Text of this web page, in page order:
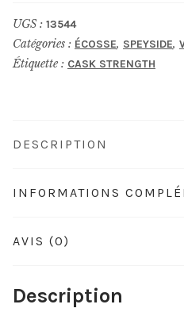
Strength
105
UGS : 13544
Catégories : ÉCOSSE, SPEYSIDE,
Étiquette : CASK STRENGTH
DESCRIPTION
INFORMATIONS
AVIS (0)
Description